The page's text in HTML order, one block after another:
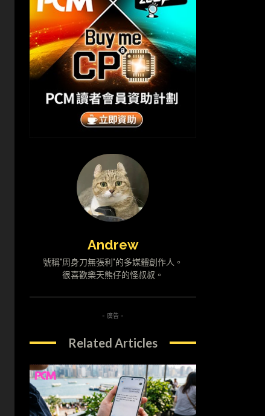
Andrew
號稱"周身刀無張利"的多媒體創作人。
很喜歡樂天熊仔的怪叔叔。
- 廣告 -
Related Articles